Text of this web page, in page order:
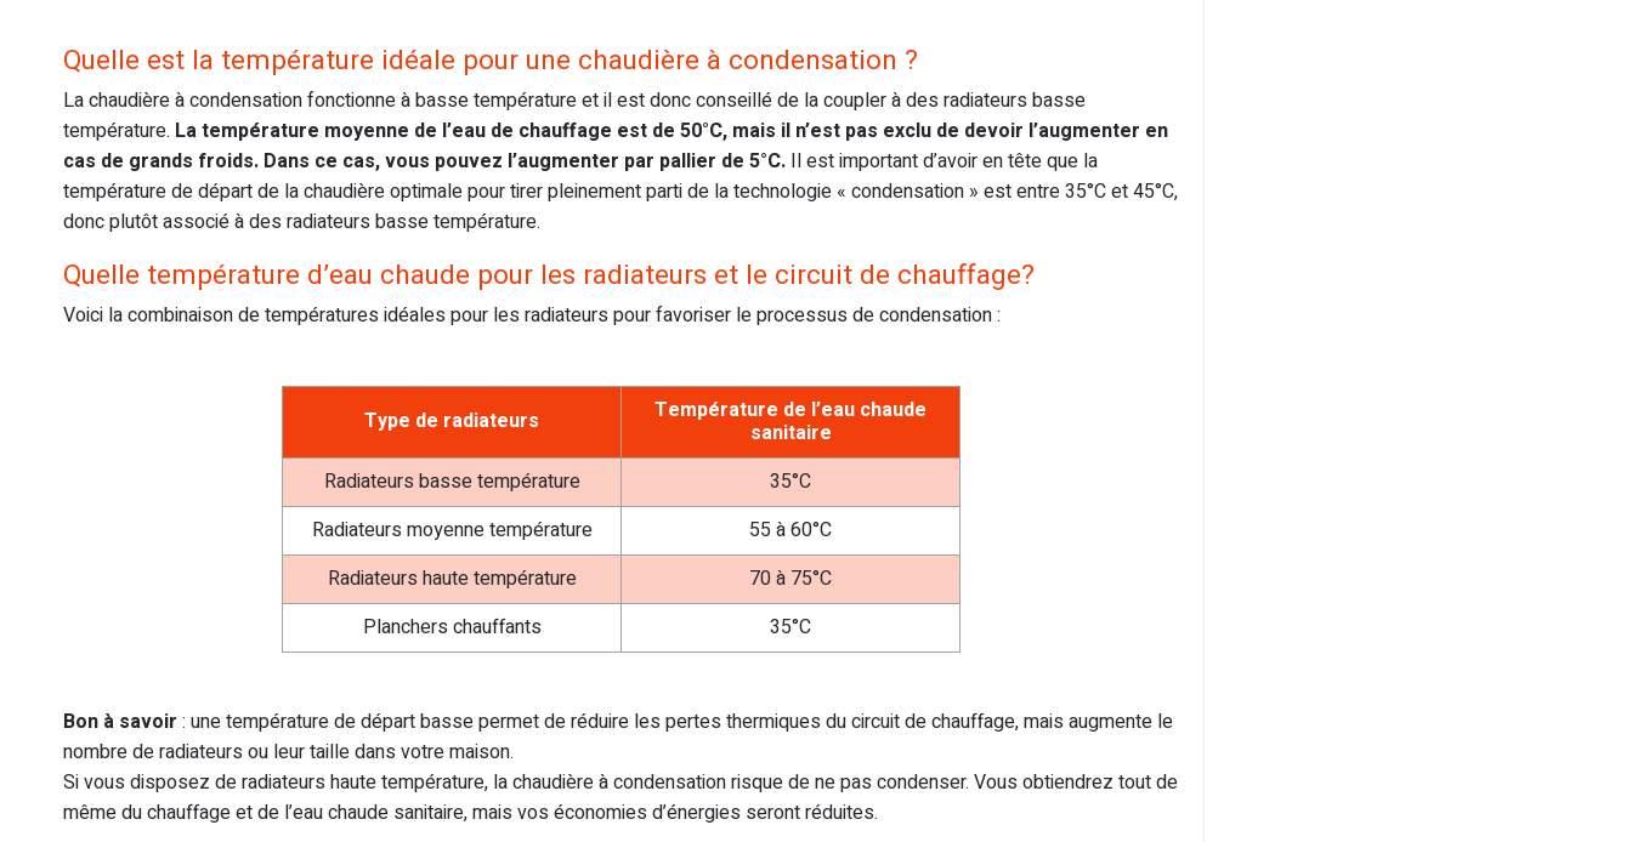
Quelle est la température idéale pour une chaudière à condensation ?
La chaudière à condensation fonctionne à basse température et il est donc conseillé de la coupler à des radiateurs basse
température. La température moyenne de l’eau de chauffage est de 50°C, mais il n’est pas exclu de devoir l’augmenter en
cas de grands froids. Dans ce cas, vous pouvez l’augmenter par pallier de 5°C. Il est important d’avoir en tête que la
température de départ de la chaudière optimale pour tirer pleinement parti de la technologie « condensation » est entre 35°C et 45°C,
donc plutôt associé à des radiateurs basse température.
Quelle température d’eau chaude pour les radiateurs et le circuit de chauffage?
Voici la combinaison de températures idéales pour les radiateurs pour favoriser le processus de condensation :
Type de radiateurs Température de l’eau chaude
sanitaire
Radiateurs basse température
35°C
Radiateurs moyenne température
55 à 60°C
Radiateurs haute température
70 à 75°C
Planchers chauffants
35°C
Bon à savoir : une température de départ basse permet de réduire les pertes thermiques du circuit de chauffage, mais augmente le
nombre de radiateurs ou leur taille dans votre maison.
Si vous disposez de radiateurs haute température, la chaudière à condensation risque de ne pas condenser. Vous obtiendrez tout de
même du chauffage et de l’eau chaude sanitaire, mais vos économies d’énergies seront réduites.